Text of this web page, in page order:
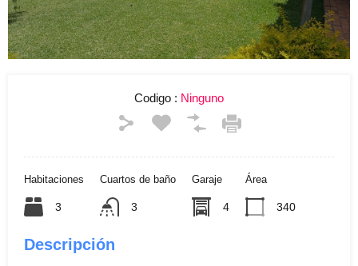
Codigo : Ninguno
Habitaciones
3
Cuartos de baño
3
Garaje
4
Área
340
Descripción